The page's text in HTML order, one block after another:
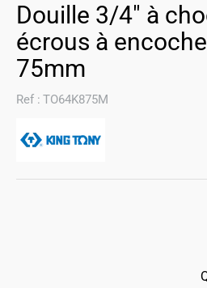
Douille 3/4" à
écrous à
75mm
Ref : TO64K875M